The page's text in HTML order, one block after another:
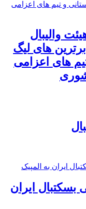
والیبال
برترین های لیگ
های اعزامی
بسکتبال ایران